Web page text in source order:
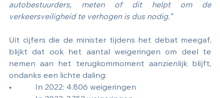
autobestuurders, meten of dit helpt om de
verkeersveiligheid te verhogen is dus nodig.”
Uit cijfers die de minister tijdens het debat meegaf,
blijkt dat ook het aantal weigeringen om deel te
nemen aan het terugkommoment aanzienlijk blijft,
ondanks een lichte daling:
•            In 2022: 4.806 weigeringen